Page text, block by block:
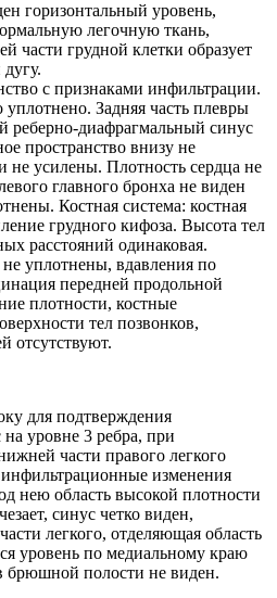
горизонтальный уровень,
легочную ткань,
части грудной клетки образует
с признаками инфильтрации.
Задняя часть плевры
реберно-диафрагмальный синус
пространство внизу не
не усилены. Плотность сердца не
главного бронха не виден
Костная система: костная
грудного кифоза. Высота тел
расстояний одинаковая.
уплотнены, вдавления по
передней продольной
плотности, костные
тел позвонков,
отсутствуют.
для подтверждения
на уровне 3 ребра, при
части правого легкого
изменения
нею область высокой плотности
синус четко виден,
легкого, отделяющая область
уровень по медиальному краю
брюшной полости не виден.